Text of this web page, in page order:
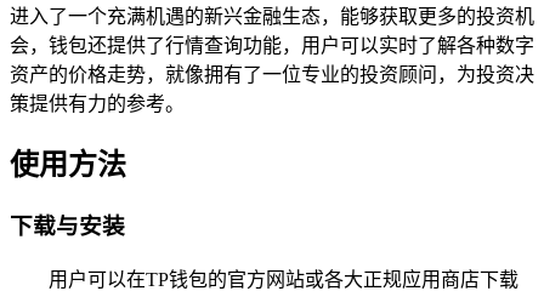
进入了一个充满机遇的新兴金融生态，能够获取更多的投资机
会，钱包还提供了行情查询功能，用户可以实时了解各种数字
资产的价格走势，就像拥有了一位专业的投资顾问，为投资决
策提供有力的参考。
使用方法
下载与安装
用户可以在TP钱包的官方网站或各大正规应用商店下载